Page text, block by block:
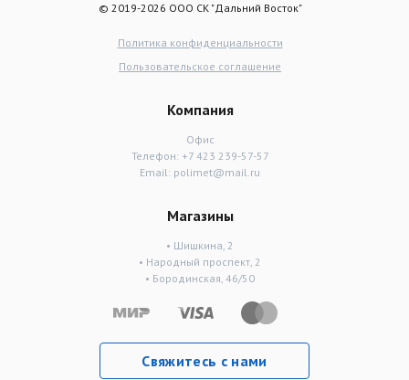
© 2019-2026 ООО СК "Дальний Восток"
Политика конфиденциальности
Пользовательское соглашение
Компания
Офис
Телефон: +7 423 239-57-57
Email: polimet@mail.ru
Магазины
• Шишкина, 2
• Народный проспект, 2
• Бородинская, 46/50
Свяжитесь с нами